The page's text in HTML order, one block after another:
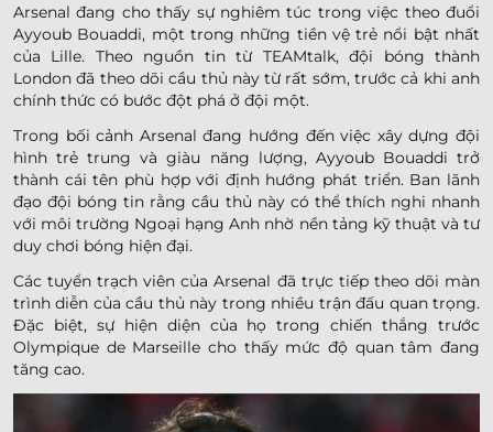
Arsenal đang cho thấy sự nghiêm túc trong việc theo đuổi
Ayyoub Bouaddi, một trong những tiền vệ trẻ nổi bật nhất
của Lille. Theo nguồn tin từ TEAMtalk, đội bóng thành
London đã theo dõi cầu thủ này từ rất sớm, trước cả khi anh
chính thức có bước đột phá ở đội một.
Trong bối cảnh Arsenal đang hướng đến việc xây dựng đội
hình trẻ trung và giàu năng lượng, Ayyoub Bouaddi trở
thành cái tên phù hợp với định hướng phát triển. Ban lãnh
đạo đội bóng tin rằng cầu thủ này có thể thích nghi nhanh
với môi trường Ngoại hạng Anh nhờ nền tảng kỹ thuật và tư
duy chơi bóng hiện đại.
Các tuyển trạch viên của Arsenal đã trực tiếp theo dõi màn
trình diễn của cầu thủ này trong nhiều trận đấu quan trọng.
Đặc biệt, sự hiện diện của họ trong chiến thắng trước
Olympique de Marseille cho thấy mức độ quan tâm đang
tăng cao.